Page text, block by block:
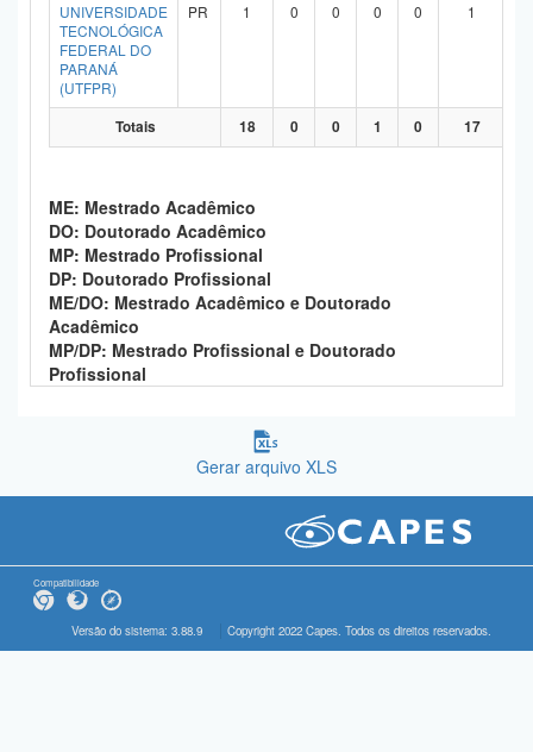
UNIVERSIDADE
TECNOLÓGICA
FEDERAL DO
PARANÁ
(UTFPR)
PR 1 0 0 0 0 1
Totais 18 0 0 1 0 17
ME: Mestrado Acadêmico
DO: Doutorado Acadêmico
MP: Mestrado Profissional
DP: Doutorado Profissional
ME/DO: Mestrado Acadêmico e Doutorado
Acadêmico
MP/DP: Mestrado Profissional e Doutorado
Profissional
Gerar arquivo XLS
Compatibilidade
Versão do sistema: 3.88.9 Copyright 2022 Capes. Todos os direitos reservados.